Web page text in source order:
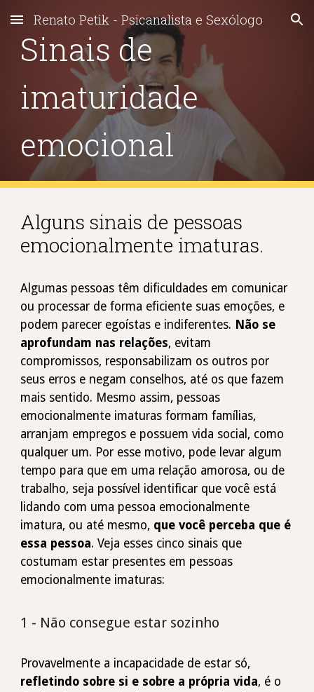
Skip to main content Skip to navigation
Renato Petik - Psicanalista e Sexólogo
Sinais de
imaturidade
emocional
Alguns sinais de pessoas
emocionalmente imaturas.
Algumas pessoas têm dificuldades em comunicar
ou processar de forma eficiente suas emoções, e
podem parecer egoístas e indiferentes. Não se
aprofundam nas relações, evitam
compromissos, responsabilizam os outros por
seus erros e negam conselhos, até os que fazem
mais sentido. Mesmo assim, pessoas
emocionalmente imaturas formam famí­lias,
arranjam empregos e possuem vida social, como
qualquer um. Por esse motivo, pode levar algum
tempo para que em uma relação amorosa, ou de
trabalho, seja possível identificar que você está
lidando com uma pessoa emocionalmente
imatura, ou até mesmo, que você perceba que é
essa pessoa. Veja esses cinco sinais que
costumam estar presentes em pessoas
emocionalmente imaturas:
1 - Não consegue estar sozinho
Provavelmente a incapacidade de estar só,
refletindo sobre si e sobre a própria vida, é o